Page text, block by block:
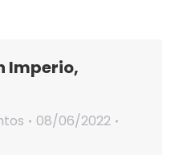
Imperio,
08/06/2022